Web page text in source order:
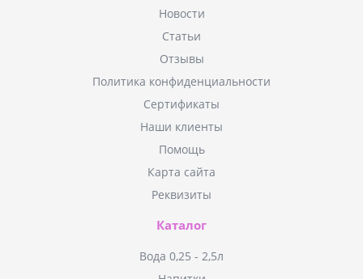
Новости
Статьи
Отзывы
Политика конфиденциальности
Сертификаты
Наши клиенты
Помощь
Карта сайта
Реквизиты
Каталог
Вода 0,25 - 2,5л